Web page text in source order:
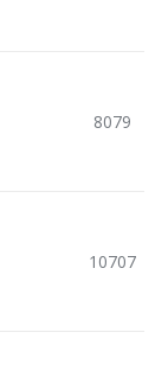
8079
10707